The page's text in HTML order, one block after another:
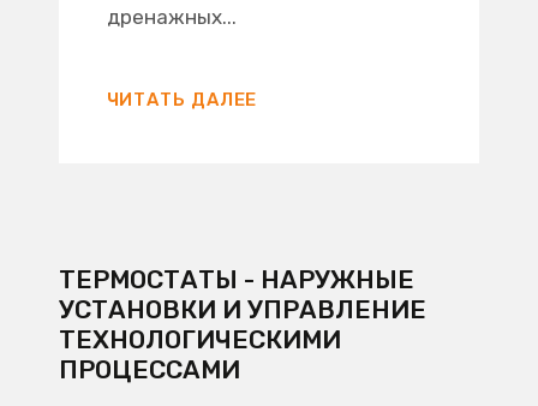
дренажных...
ЧИТАТЬ ДАЛЕЕ
ТЕРМОСТАТЫ - НАРУЖНЫЕ
УСТАНОВКИ И УПРАВЛЕНИЕ
ТЕХНОЛОГИЧЕСКИМИ
ПРОЦЕССАМИ